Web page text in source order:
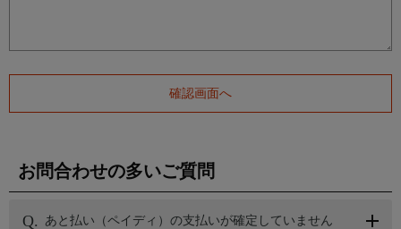
お問合わせの多いご質問
あと払い（ペイディ）の支払いが確定していません